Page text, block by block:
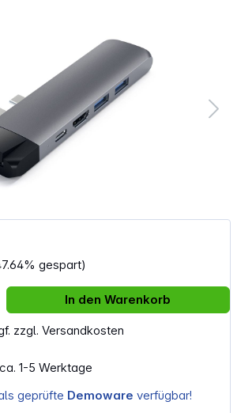
gespart)
zzgl. Versandkosten
1-5 Werktage
Gib den gewünschten
In den Warenkorb
geprüfte Demoware verfügbar!